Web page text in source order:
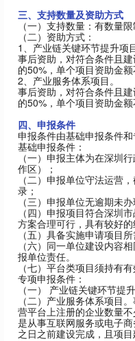
三、支持数量及资助方式
（一）支持数量：有数量
（二）资助方式：
1、产业链关键环节提升项
事后资助，对符合条件且
的50%，单个项目资助金
2、产业服务体系项目。
事后资助，对符合条件且
的50%，单个项目资助金
四、申报条件
申报条件由基础申报条件
基础申报条件：
（一）申报主体为在深圳
作区）；
（二）申报单位守法运营
录；
（三）申报单位无逾期未
（四）申报项目符合深圳
方案合理可行，具有较好
（五）具备实施申请项目
（六）同一单位建设内容
报单位责任。
（七）平台类项目须持有
专项申报条件：
（一） 产业链关键环节
（二）产业服务体系项目
营平台上注册的企业数量
是从事互联网服务或电子
之日之前建设完成，且项